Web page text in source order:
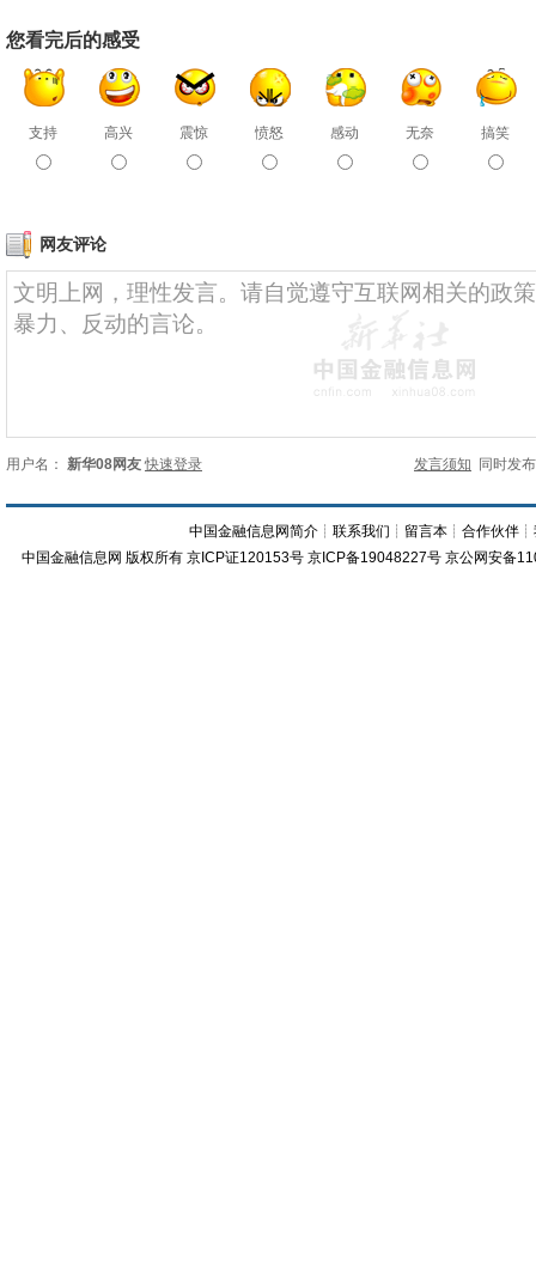
您看完后的感受
支持 高兴 震惊 愤怒 感动 无奈 搞笑
网友评论
用户名： 新华08网友 快速登录 发言须知 同时发
中国金融信息网简介 ┊联系我们 ┊ 留言本 ┊合作伙伴 ┊
中国金融信息网 版权所有 京ICP证120153号 京ICP备19048227号 京公网安备